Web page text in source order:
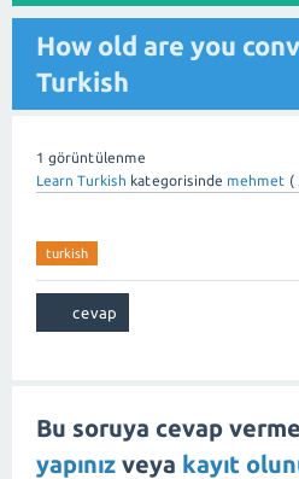
How old are you
Turkish
1 görüntülenme
Learn Turkish kategorisinde mehmet (
turkish
Bu soruya cevap
yapınız veya kayıt